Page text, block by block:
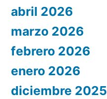
abril 2026
marzo 2026
febrero 2026
enero 2026
diciembre 2025